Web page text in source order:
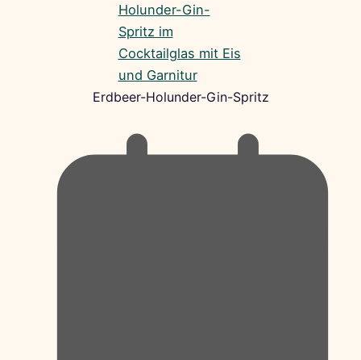
Erdbeer-Holunder-Gin-Spritz